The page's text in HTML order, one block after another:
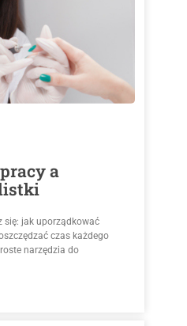
a
się: jak uporządkować
czas każdego
narzędzia do